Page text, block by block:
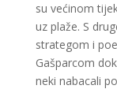
su većinom
uz plaže. S
strategom i
Gašparcom
neki nabacali